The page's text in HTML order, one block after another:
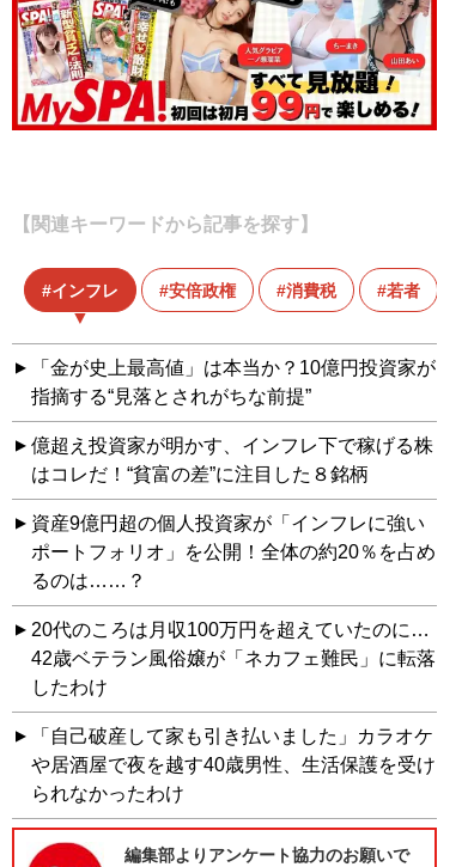
【関連キーワードから記事を探す】
インフレ 安倍政権 消費税 若者
「金が史上最高値」は本当か？10億円投資家が
指摘する“見落とされがちな前提”
億超え投資家が明かす、インフレ下で稼げる株
はコレだ！“貧富の差”に注目した８銘柄
資産9億円超の個人投資家が「インフレに強い
ポートフォリオ」を公開！全体の約20％を占め
るのは……？
20代のころは月収100万円を超えていたのに…
42歳ベテラン風俗嬢が「ネカフェ難民」に転落
したわけ
「自己破産して家も引き払いました」カラオケ
や居酒屋で夜を越す40歳男性、生活保護を受け
られなかったわけ